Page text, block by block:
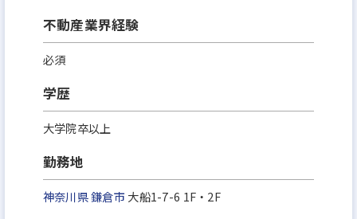
不動産業界経験
必須
学歴
大学院卒以上
勤務地
神奈川県鎌倉市 大船1-7-6 1F・2F